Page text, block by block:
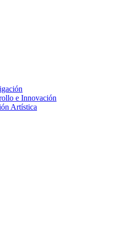
e Innovación
Artística